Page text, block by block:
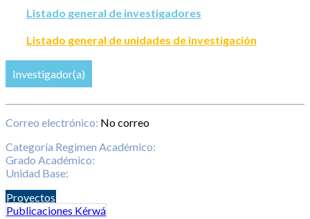
Listado general de investigadores
Listado general de unidades de investigación
Investigador(a)
Correo electrónico: No correo
Categoría Regimen Académico:
Grado Académico:
Unidad Base:
Proyectos
Publicaciones Kérwá